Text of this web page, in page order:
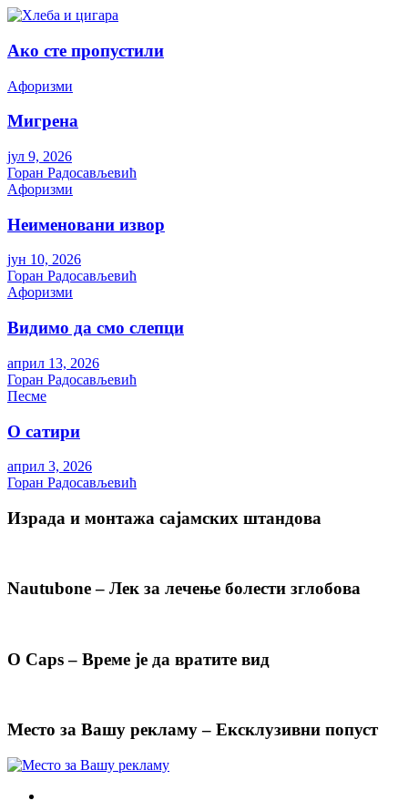
Ако сте пропустили
Aфоризми
Мигрена
јул 9, 2026
Горан Радосављевић
Aфоризми
Неименовани извор
јун 10, 2026
Горан Радосављевић
Aфоризми
Видимо да смо слепци
април 13, 2026
Горан Радосављевић
Песме
О сатири
април 3, 2026
Горан Радосављевић
Израда и монтажа сајамских штандова
Nautubone – Лек за лечење болести зглобова
O Caps – Време је да вратите вид
Место за Вашу рекламу – Ексклузивни попуст